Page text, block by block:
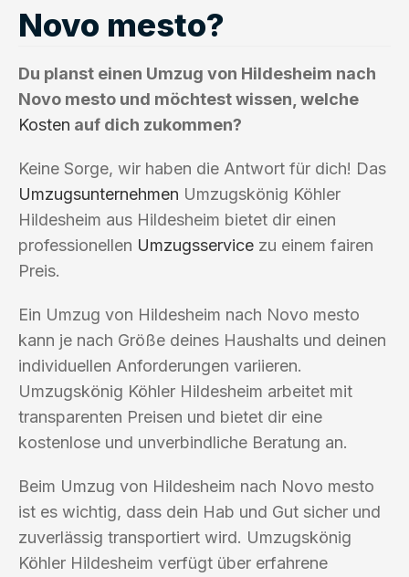
Novo mesto?
Du planst einen Umzug von Hildesheim nach
Novo mesto und möchtest wissen, welche
Kosten auf dich zukommen?
Keine Sorge, wir haben die Antwort für dich! Das
Umzugsunternehmen Umzugskönig Köhler
Hildesheim aus Hildesheim bietet dir einen
professionellen Umzugsservice zu einem fairen
Preis.
Ein Umzug von Hildesheim nach Novo mesto
kann je nach Größe deines Haushalts und deinen
individuellen Anforderungen variieren.
Umzugskönig Köhler Hildesheim arbeitet mit
transparenten Preisen und bietet dir eine
kostenlose und unverbindliche Beratung an.
Beim Umzug von Hildesheim nach Novo mesto
ist es wichtig, dass dein Hab und Gut sicher und
zuverlässig transportiert wird. Umzugskönig
Köhler Hildesheim verfügt über erfahrene